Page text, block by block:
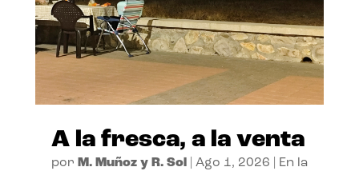
A la fresca, a la venta
por M. Muñoz y R. Sol| Ago 1, 2026
En la